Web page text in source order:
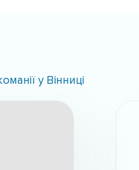
у Вінниці